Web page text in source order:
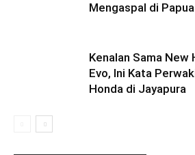
Mengaspal di Papua
Kenalan Sama New
Evo, Ini Kata
Honda di Jayapura